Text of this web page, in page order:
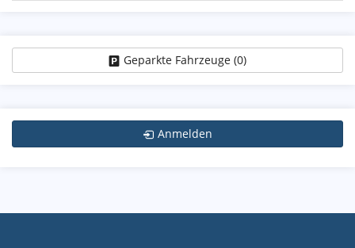
Geparkte Fahrzeuge (0)
Anmelden